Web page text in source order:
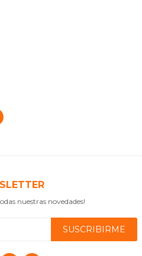
nuestras novedades!
SUSCRIBIRME